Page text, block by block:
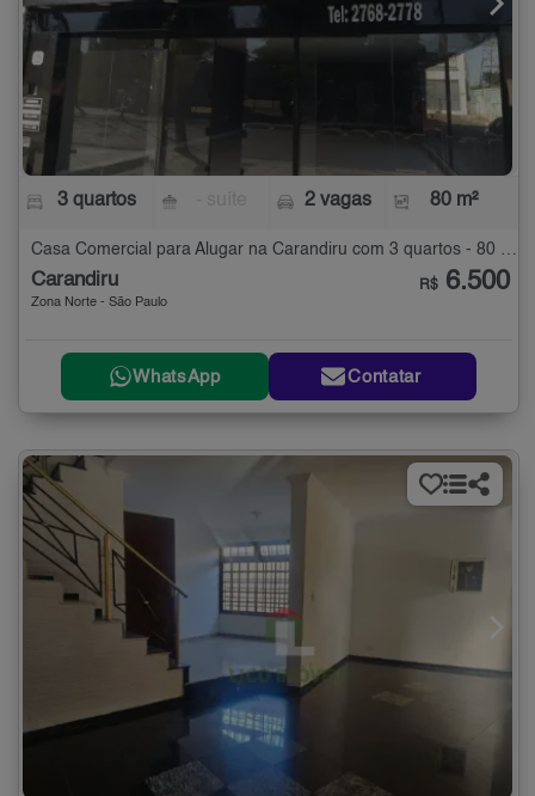
3 quartos 2 vagas 80 m²
Casa Comercial para Alugar na Carandiru com 3 quartos - 80 m²
Carandiru
Zona Norte - São Paulo
R$ 6.500
WhatsApp Contatar